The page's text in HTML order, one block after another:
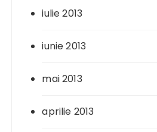
iulie 2013
iunie 2013
mai 2013
aprilie 2013